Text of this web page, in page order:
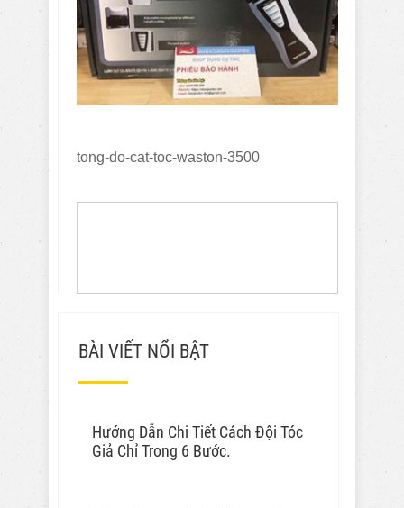
tong-do-cat-toc-waston-3500
BÀI VIẾT NỔI BẬT
Hướng Dẫn Chi Tiết Cách Đội Tóc
Giả Chỉ Trong 6 Bước.